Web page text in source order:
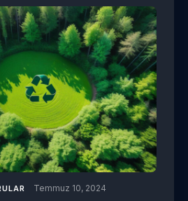
Temmuz 10, 2024